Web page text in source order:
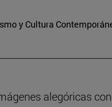
y Cultura
alegóricas